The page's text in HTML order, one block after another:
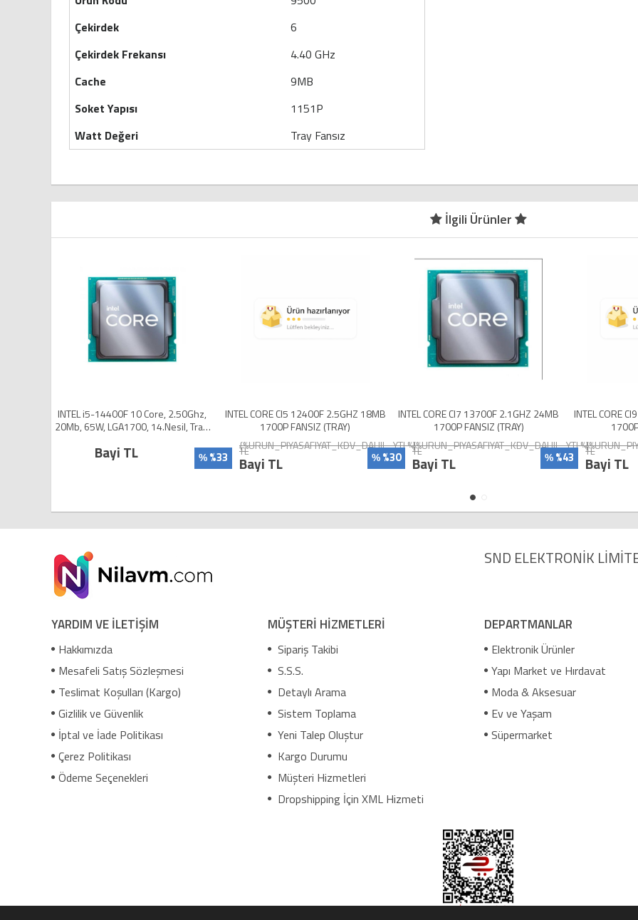
Çekirdek
6
Çekirdek Frekansı
4.40 GHz
Cache
9MB
Soket Yapısı
1151P
Watt Değeri
Tray Fansız
İlgili Ürünler
INTEL i5-14400F 10 Core, 2.50Ghz,
20Mb, 65W, LGA1700, 14.Nesil, Tray,
Bayi TL
INTEL CORE CI5 12400F 2.5GHZ 18MB
1700P FANSIZ (TRAY)
% %33
{%URUN_PIYASAFIYAT_KDV_DAHIL_YTL%}
TL
Bayi TL
INTEL CORE CI7 13700F 2.1GHZ 24MB
1700P FANSIZ (TRAY)
% %30
{%URUN_PIYASAFIYAT_KDV_DAHIL_YTL%}
TL
Bayi TL
INTEL CORE
% %43 TL
Bayi TL
SND ELEKTRONİK
YARDIM VE İLETİŞİM
Hakkımızda
Mesafeli Satış Sözleşmesi
Teslimat Koşulları (Kargo)
Gizlilik ve Güvenlik
İptal ve İade Politikası
Çerez Politikası
Ödeme Seçenekleri
MÜŞTERİ HİZMETLERİ
Sipariş Takibi
S.S.S.
Detaylı Arama
Sistem Toplama
Yeni Talep Oluştur
Kargo Durumu
Müşteri Hizmetleri
Dropshipping İçin XML Hizmeti
DEPARTMANLAR
Elektronik Ürünler
Yapı Market ve Hırdavat
Moda & Aksesuar
Ev ve Yaşam
Süpermarket